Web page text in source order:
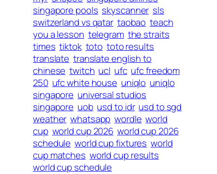
singapore pools skyscanner sls
switzerland vs qatar taobao teach
you a lesson telegram the straits
times tiktok toto toto results
translate translate english to
chinese twitch ucl ufc ufc freedom
250 ufc white house uniqlo uniqlo
singapore universal studios
singapore uob usd to idr usd to sgd
weather whatsapp wordle world
cup world cup 2026 world cup 2026
schedule world cup fixtures world
cup matches world cup results
world cup schedule